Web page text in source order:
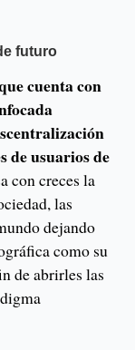
futuro
cuenta con
de usuarios de
con creces la
las
dejando
como su
de abrirles las